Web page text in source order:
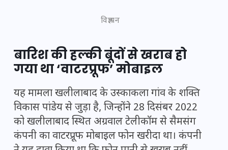
विज्ञापन
बारिश की हल्की बूंदों से खराब हो
गया था ‘वाटरप्रूफ’ मोबाइल
यह मामला खलीलाबाद के उस्काकला गांव के शक्ति
विकास पांडेय से जुड़ा है, जिन्होंने 28 दिसंबर 2022
को खलीलाबाद स्थित अग्रवाल टेलीकॉम से सैमसंग
कंपनी का वाटरप्रूफ मोबाइल फोन खरीदा था। कंपनी